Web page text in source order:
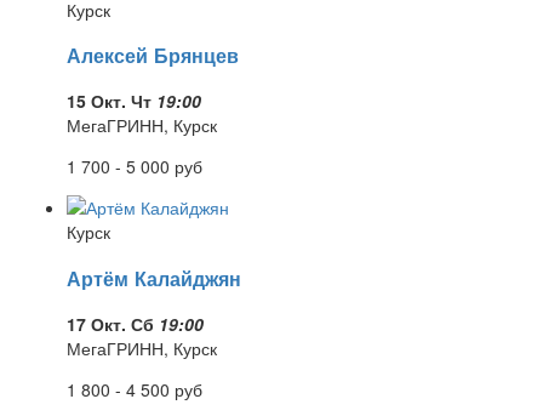
Курск
Алексей Брянцев
15 Окт. Чт 19:00
МегаГРИНН, Курск
1 700 - 5 000 руб
Курск
Артём Калайджян
17 Окт. Сб 19:00
МегаГРИНН, Курск
1 800 - 4 500 руб